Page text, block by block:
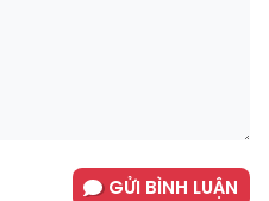
GỬI BÌNH LUẬN